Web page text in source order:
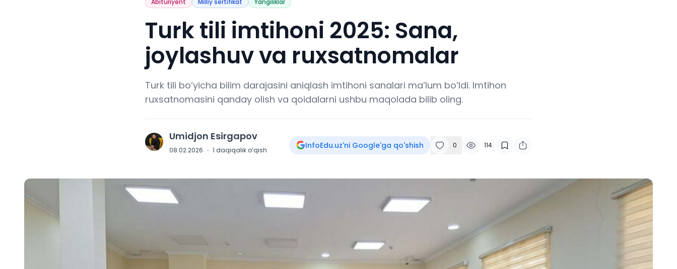
Abituriyent Milliy sertifikat Yangiliklar
Turk tili imtihoni 2025: Sana,
joylashuv va ruxsatnomalar
Turk tili bo‘yicha bilim darajasini aniqlash imtihoni sanalari ma’lum bo‘ldi. Imtihon
ruxsatnomasini qanday olish va qoidalarni ushbu maqolada bilib oling.
U Umidjon Esirgapov
08.02.2026 · 1 daqiqalik o‘qish InfoEdu.uz'ni Google'ga qo'shish 0 114